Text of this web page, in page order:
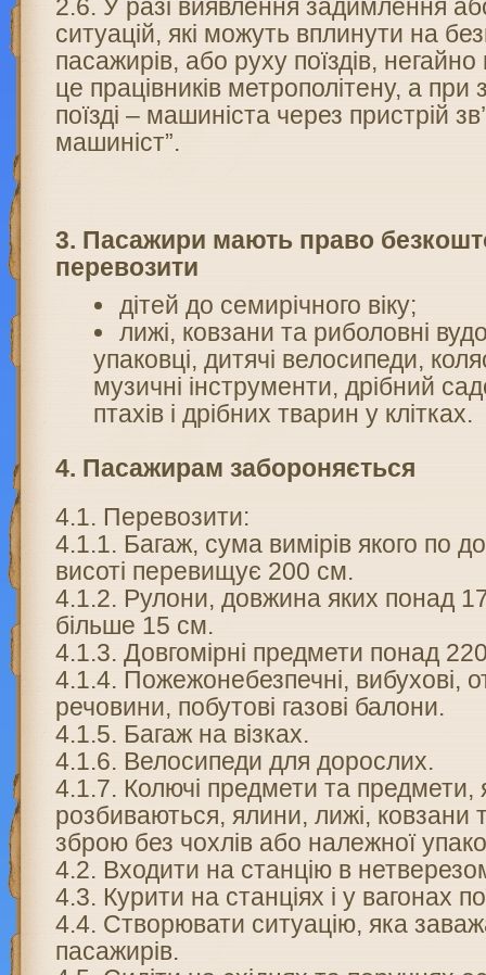
2.6. У разі виявлення задимлення
ситуацій, які можуть вплинути на
пасажирів, або руху поїздів,
це працівників метрополітену, а при
поїзді – машиніста через пристрій
машиніст”.
3. Пасажири мають право
перевозити
дітей до семирічного віку;
лижі, ковзани та риболовні
упаковці, дитячі велосипеди,
музичні інструменти, дрібний
птахів і дрібних тварин у клітках.
4. Пасажирам забороняється
4.1. Перевозити:
4.1.1. Багаж, сума вимірів якого по
висоті перевищує 200 см.
4.1.2. Рулони, довжина яких понад
більше 15 см.
4.1.3. Довгомірні предмети понад
4.1.4. Пожежонебезпечні, вибухові,
речовини, побутові газові балони.
4.1.5. Багаж на візках.
4.1.6. Велосипеди для дорослих.
4.1.7. Колючі предмети та предмети,
розбиваються, ялини, лижі, ковзани
зброю без чохлів або належної
4.2. Входити на станцію в
4.3. Курити на станціях і у вагонах
4.4. Створювати ситуацію, яка
пасажирів.